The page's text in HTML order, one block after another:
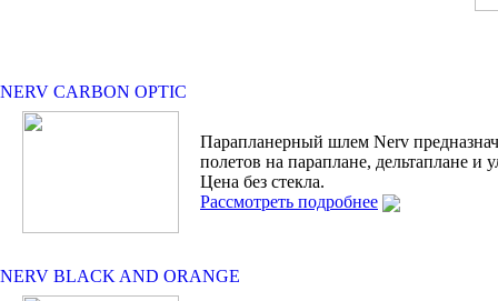
NERV CARBON OPTIC
Парапланерный шлем Nerv
полетов на параплане, дельтаплане и
Цена без стекла.
Рассмотреть подробнее
NERV BLACK AND ORANGE